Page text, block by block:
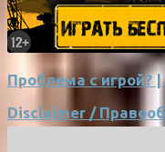
Проблема с игрой? |
Disclaimer /